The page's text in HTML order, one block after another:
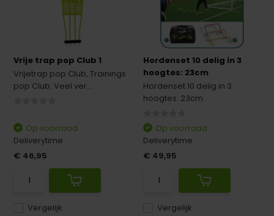
Vrije trap pop Club 1
Vrijetrap pop Club, Trainings
pop Club. Veel ver...
Vergelijk
Op voorraad
Deliverytime
€ 46,95
Hordenset 10 delig in 3
hoogtes: 23cm
Hordenset 10 delig in 3
hoogtes: 23cm
Vergelijk
Op voorraad
Deliverytime
€ 49,95